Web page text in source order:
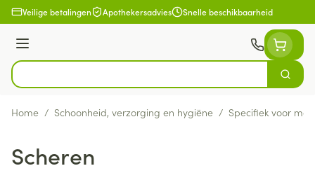
Ga naar de inhoud
Veilige betalingen Apothekersadvies Snelle beschikbaarheid
Menu
Product, merk, categorie...
Zoek
Home / Schoonheid, verzorging en hygiëne / Specifiek voor
Scheren